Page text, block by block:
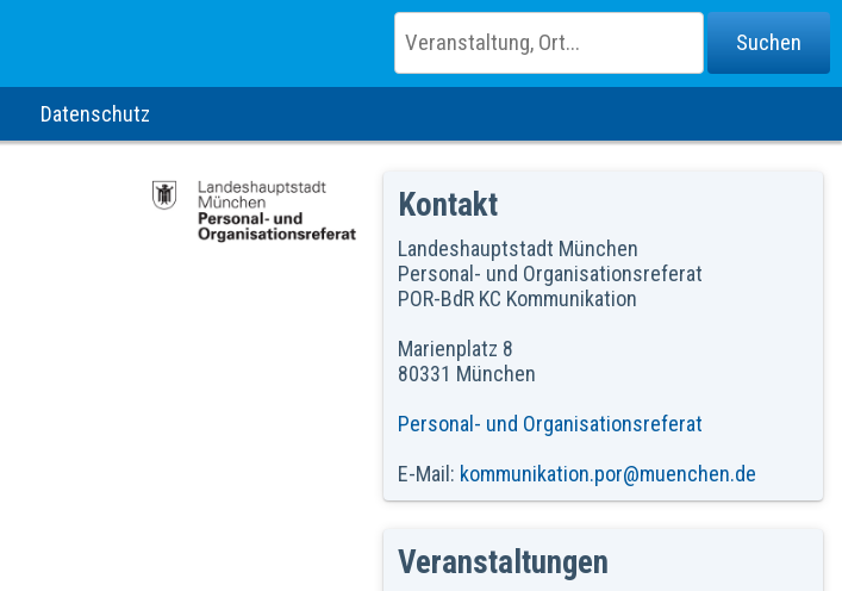
Datenschutz
Kontakt
Landeshauptstadt München
Personal- und Organisationsreferat
POR-BdR KC Kommunikation
Marienplatz 8
80331 München
Personal- und Organisationsreferat
E-Mail: kommunikation.por@muenchen.de
Veranstaltungen